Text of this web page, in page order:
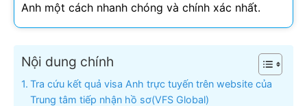
Anh một cách nhanh chóng và chính xác nhất.
Nội dung chính
Tra cứu kết quả visa Anh trực tuyến trên website của
Trung tâm tiếp nhận hồ sơ(VFS Global)